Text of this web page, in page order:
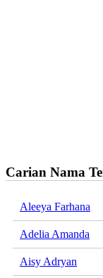
Carian Nama
Aleeya Farhana
Adelia Amanda
Aisy Adryan